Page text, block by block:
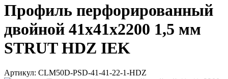
Профиль перфорированный
двойной 41х41х2200 1,5 мм
STRUT HDZ IEK
Артикул: CLM50D-PSD-41-41-22-1-HDZ